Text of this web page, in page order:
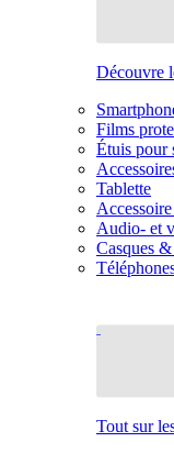
Découvre
Films
Étuis pour
Tablette
Audio- et
Casques
Tout sur